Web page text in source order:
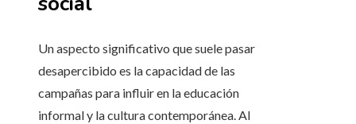
Un aspecto significativo que suele pasar
desapercibido es la capacidad de las
campañas para influir en la educación
informal y la cultura contemporánea. Al